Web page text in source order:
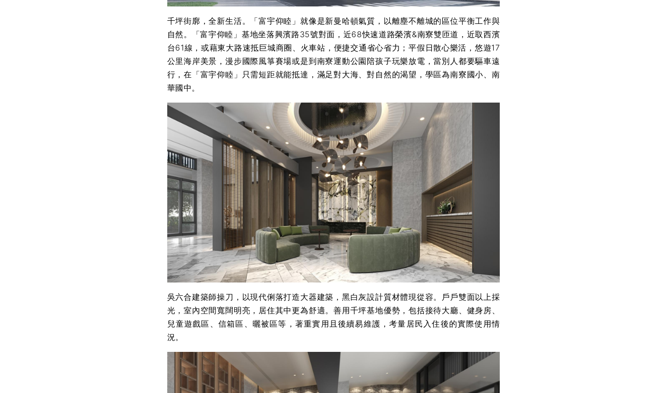
千坪街廓，全新生活。「富宇仰睦」就像是新曼哈頓氣質，以離塵不離城的區位平衡工作與
自然。「富宇仰睦」基地坐落興濱路35號對面，近68快速道路榮濱&南寮雙匝道，近取西濱
台61線，或藉東大路速抵巨城商圈、火車站，便捷交通省心省力；平假日散心樂活，悠遊17
公里海岸美景，漫步國際風箏賽場或是到南寮運動公園陪孩子玩樂放電，當別人都要驅車遠
行，在「富宇仰睦」只需短距就能抵達，滿足對大海、對自然的渴望，學區為南寮國小、南
華國中。
吳六合建築師操刀，以現代俐落打造大器建築，黑白灰設計質材體現從容。戶戶雙面以上採
光，室內空間寬闊明亮，居住其中更為舒適。善用千坪基地優勢，包括接待大廳、健身房、
兒童遊戲區、信箱區、曬被區等，著重實用且後續易維護，考量居民入住後的實際使用情
況。